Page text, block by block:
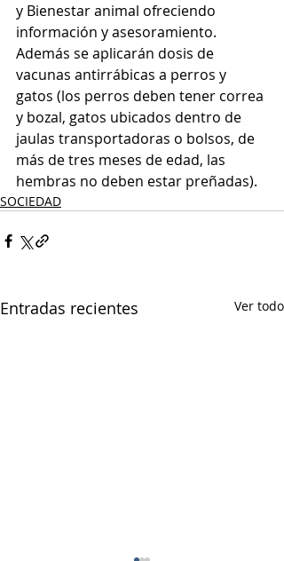
y Bienestar animal ofreciendo
información y asesoramiento.
Además se aplicarán dosis de
vacunas antirrábicas a perros y
gatos (los perros deben tener correa
y bozal, gatos ubicados dentro de
jaulas transportadoras o bolsos, de
más de tres meses de edad, las
hembras no deben estar preñadas).
SOCIEDAD
Entradas recientes Ver todo